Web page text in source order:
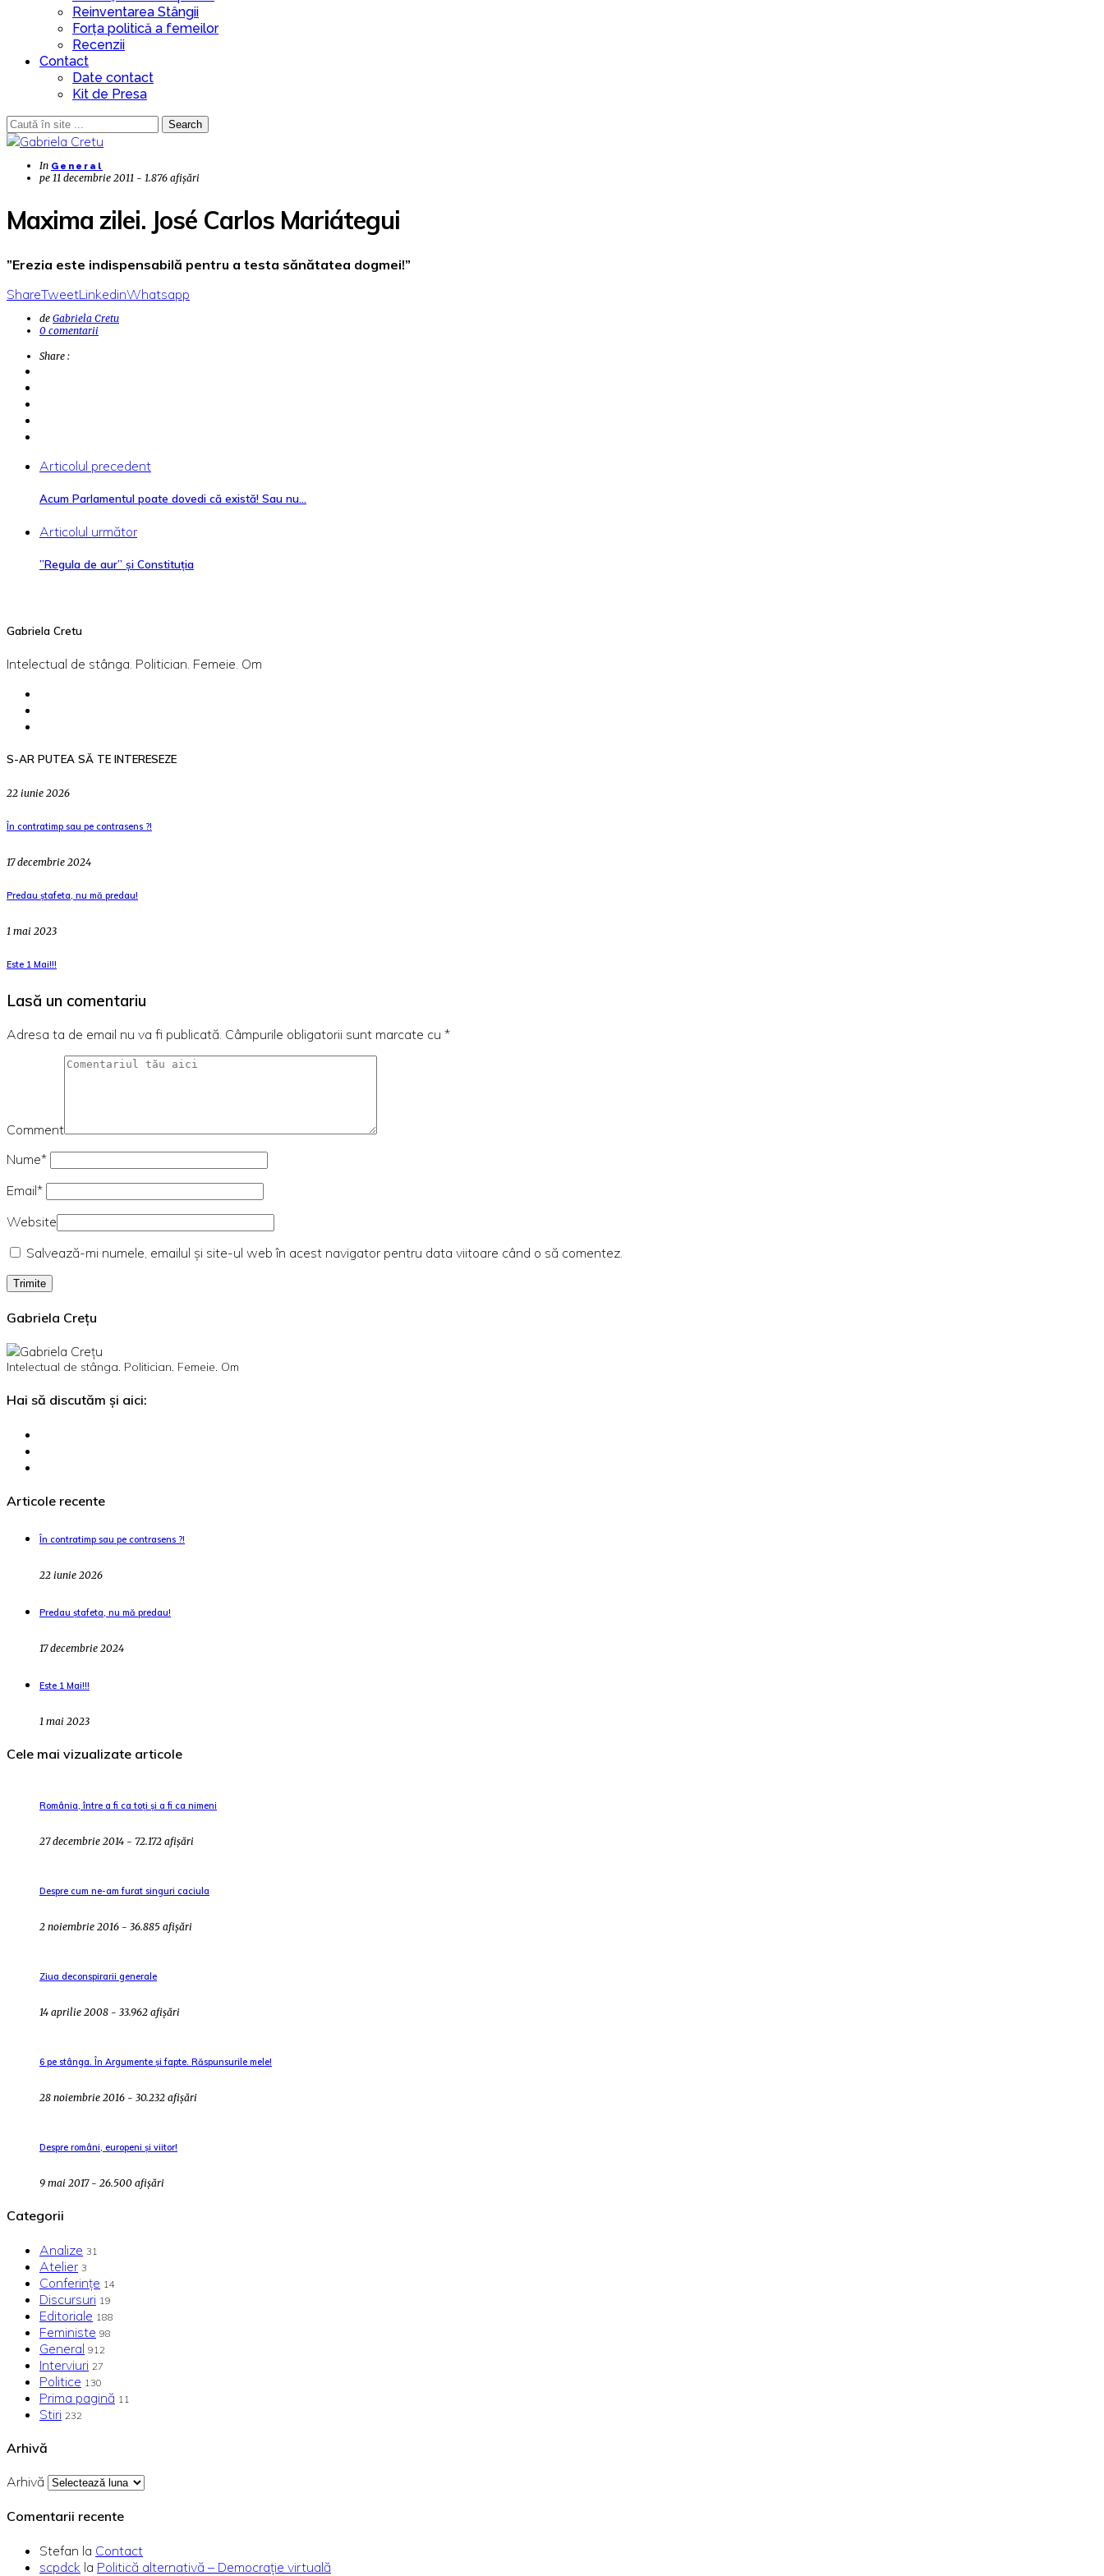
Reinventarea Stângii
Forța politică a femeilor
Recenzii
Contact
Date contact
Kit de Presa
Search
In General
pe 11 decembrie 2011 - 1.876 afișări
Maxima zilei. José Carlos Mariátegui
”Erezia este indispensabilă pentru a testa sănătatea dogmei!”
ShareTweetLinkedinWhatsapp
de Gabriela Cretu
0 comentarii
Share :
Articolul precedent
Acum Parlamentul poate dovedi că există! Sau nu…
Articolul următor
”Regula de aur” și Constituția
Gabriela Cretu
Intelectual de stânga. Politician. Femeie. Om
S-AR PUTEA SĂ TE INTERESEZE
22 iunie 2026
În contratimp sau pe contrasens ?!
17 decembrie 2024
Predau ștafeta, nu mă predau!
1 mai 2023
Este 1 Mai!!!
Lasă un comentariu
Adresa ta de email nu va fi publicată. Câmpurile obligatorii sunt marcate cu *
Comment
Nume*
Email*
Website
Salvează-mi numele, emailul și site-ul web în acest navigator pentru data viitoare când o să comentez.
Gabriela Crețu
Intelectual de stânga. Politician. Femeie. Om
Hai să discutăm și aici:
Articole recente
În contratimp sau pe contrasens ?!
22 iunie 2026
Predau ștafeta, nu mă predau!
17 decembrie 2024
Este 1 Mai!!!
1 mai 2023
Cele mai vizualizate articole
România, între a fi ca toți și a fi ca nimeni
27 decembrie 2014 - 72.172 afișări
Despre cum ne-am furat singuri caciula
2 noiembrie 2016 - 36.885 afișări
Ziua deconspirarii generale
14 aprilie 2008 - 33.962 afișări
6 pe stânga. În Argumente și fapte. Răspunsurile mele!
28 noiembrie 2016 - 30.232 afișări
Despre români, europeni și viitor!
9 mai 2017 - 26.500 afișări
Categorii
Analize 31
Atelier 3
Conferințe 14
Discursuri 19
Editoriale 188
Feministe 98
General 912
Interviuri 27
Politice 130
Prima pagină 11
Stiri 232
Arhivă
Arhivă
Comentarii recente
Stefan la Contact
scpdck la Politică alternativă – Democraţie virtuală